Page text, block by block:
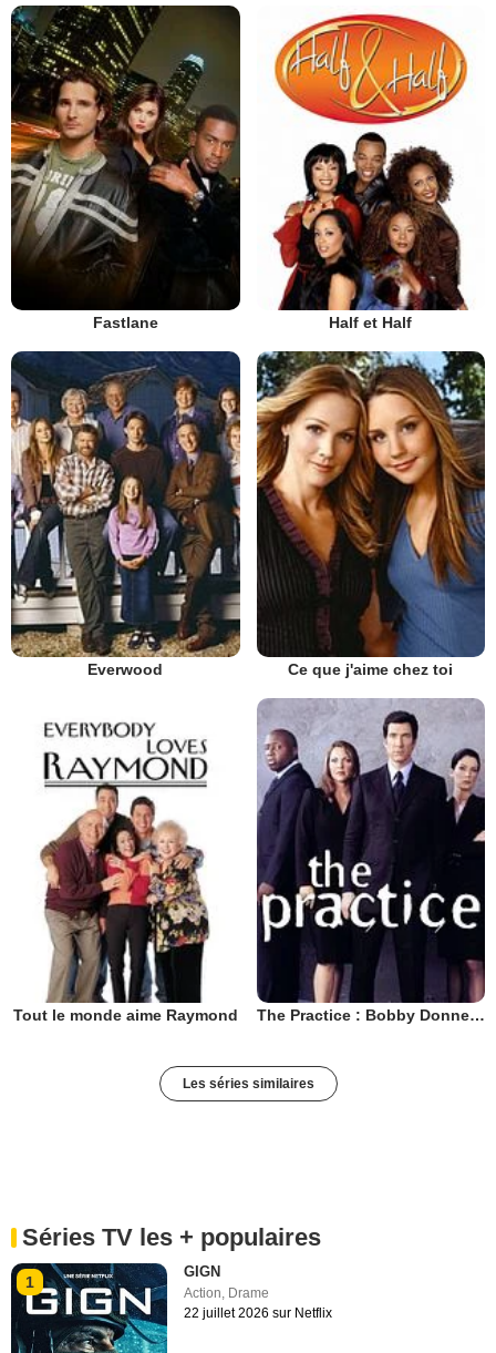
Fastlane Half et Half
Everwood Ce que j'aime chez toi
Tout le monde aime Raymond The Practice : Bobby Donnell & associés
Les séries similaires
Séries TV les + populaires
1
GIGN
Action, Drame
22 juillet 2026 sur Netflix